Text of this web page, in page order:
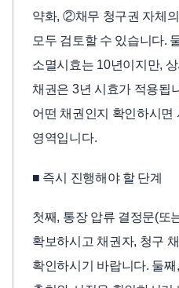
약화, ②채무 청구권 자체
모두 검토할 수 있습니다.
소멸시효는 10년이지만,
채권은 3년 시효가 적용됩
어떤 채권인지 확인하시면
영역입니다.
■ 즉시 진행해야 할 단계
첫째, 통장 압류 결정문(또
확보하시고 채권자, 청구
확인하시기 바랍니다. 둘